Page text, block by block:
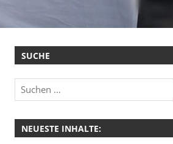
SUCHE
NEUESTE INHALTE: